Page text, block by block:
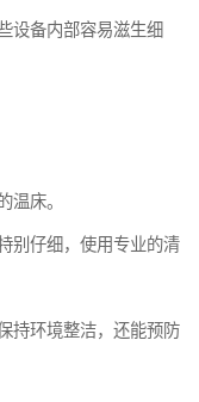
设备内部容易滋生细
温床。
别仔细，使用专业的清
持环境整洁，还能预防